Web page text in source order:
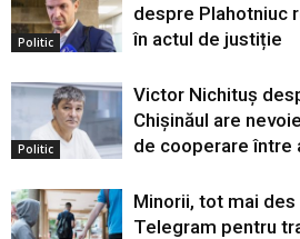
Politic
despre Plahotniuc
în actul de justiție
Politic
Victor Nichituș
Chișinăul are
de cooperare între
Minorii, tot mai
Telegram pentru